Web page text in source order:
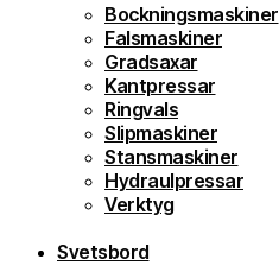
Bockningsmaskiner
Falsmaskiner
Gradsaxar
Kantpressar
Ringvals
Slipmaskiner
Stansmaskiner
Hydraulpressar
Verktyg
Svetsbord